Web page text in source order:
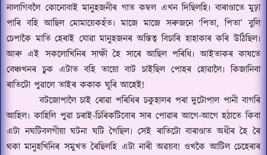
নালাগিবলৈ কোনোবাই মানুহজনীৰ গাত কম্বল এখন দিছিলহি৷ বাৰাণ্ডাতে মুঢ়া
পাৰি বহি আছিল মোমায়েকহঁত৷ মাজে মাজে সৰুজনে‘পিতা,পিতা’বুলি
চেপাকৈ মাতি হেৰাই যোৱা মানুহজনৰ অস্তিত্ব বিচাৰি হাহাকাৰ কৰি উঠিছিল৷
আৰু এই সকলোখিনিৰ সাক্ষী হৈ সাৰে আছিল পৰিধি৷ আইতাকৰ কাষতে
বেঞ্চখনৰ চুক এটাত বহি তায়ো বাট চাইছিল পোহৰ হোৱালৈ৷ কিজানিবা
ৰাতিটো পুৱালে তাইৰ ককাক ঘূৰি আহেই!
বটজোপালৈ চাই ৰোৱা পৰিধিৰ চকুহালৰ পৰা দুটোপাল পানী বাগৰি
আহিল৷ কাহিলি পুৱা চৰাই-চিৰিকটিবোৰ সাৰ পোৱাৰ আগে-আগে হঠাতে কিবা
এটা নঘটিবলগীয়া ঘটনা ঘটি গৈছিল৷ সেই ৰাতিটো বাৰাণ্ডাত অধীৰ হৈ ৰৈ
থকা মানুহখিনিৰ সমুখত ৰৈছিলহি এটা নাৰী অৱয়ব! ওখকৈ আটিল চেহেৰাৰ